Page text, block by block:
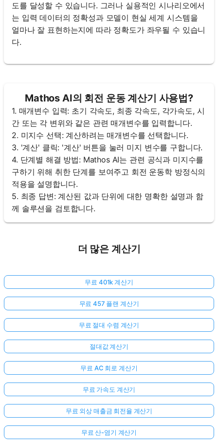
도를 달성할 수 있습니다. 그러나 실용적인 시나리오에서
는 입력 데이터의 정확성과 모델이 현실 세계 시스템을
얼마나 잘 표현하는지에 따라 정확도가 좌우될 수 있습니
다.
Mathos AI의 회전 운동 계산기 사용법?
1. 매개변수 입력: 초기 각속도, 최종 각속도, 각가속도, 시
간 또는 각 변위와 같은 관련 매개변수를 입력합니다.
2. 미지수 선택: 계산하려는 매개변수를 선택합니다.
3. '계산' 클릭: '계산' 버튼을 눌러 미지 변수를 구합니다.
4. 단계별 해결 방법: Mathos AI는 관련 공식과 미지수를
구하기 위해 취한 단계를 보여주고 회전 운동학 방정식의
적용을 설명합니다.
5. 최종 답변: 계산된 값과 단위에 대한 명확한 설명과 함
께 솔루션을 검토합니다.
더 많은 계산기
무료 401k 계산기
무료 457 플랜 계산기
무료 절대 수렴 계산기
절대값 계산기
무료 AC 회로 계산기
무료 가속도 계산기
무료 외상 매출금 회전율 계산기
무료 산-염기 계산기